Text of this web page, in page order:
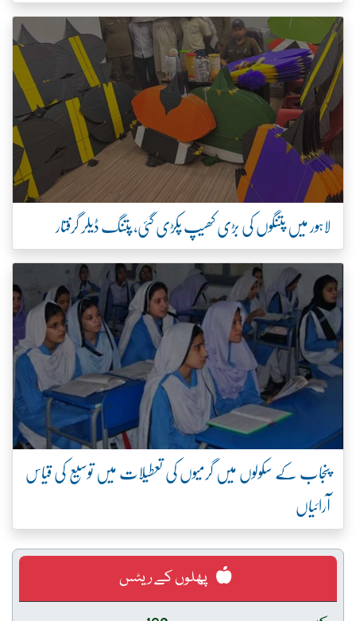
لاہور میں پتنگوں کی بڑی کھیپ پکڑی گئی، پتنگ ڈیلر گرفتار
پنجاب کے سکولوں میں گرمیوں کی تعطیلات میں توسیع کی قیاس
آرائیاں
پھلوں کے ریٹس